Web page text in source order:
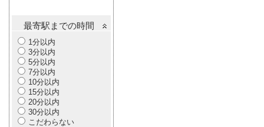
最寄駅までの時間
1分以内
3分以内
5分以内
7分以内
10分以内
15分以内
20分以内
30分以内
こだわらない